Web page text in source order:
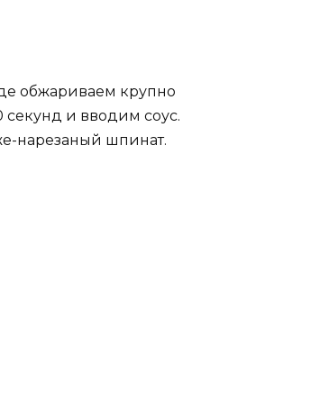
обжариваем крупно
и вводим соус.
нарезаный шпинат.